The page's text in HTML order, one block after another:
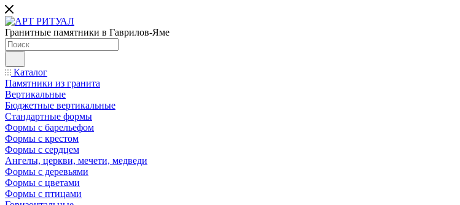
Гранитные памятники в Гаврилов-Яме
Каталог
Памятники из гранита
Вертикальные
Бюджетные вертикальные
Стандартные формы
Формы с барельефом
Формы с крестом
Формы с сердцем
Ангелы, церкви, мечети, медведи
Формы с деревьями
Формы с цветами
Формы с птицами